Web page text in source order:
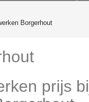
Borgerhout
prijs